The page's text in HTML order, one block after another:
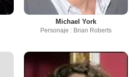
Michael York
Personaje : Brian Roberts